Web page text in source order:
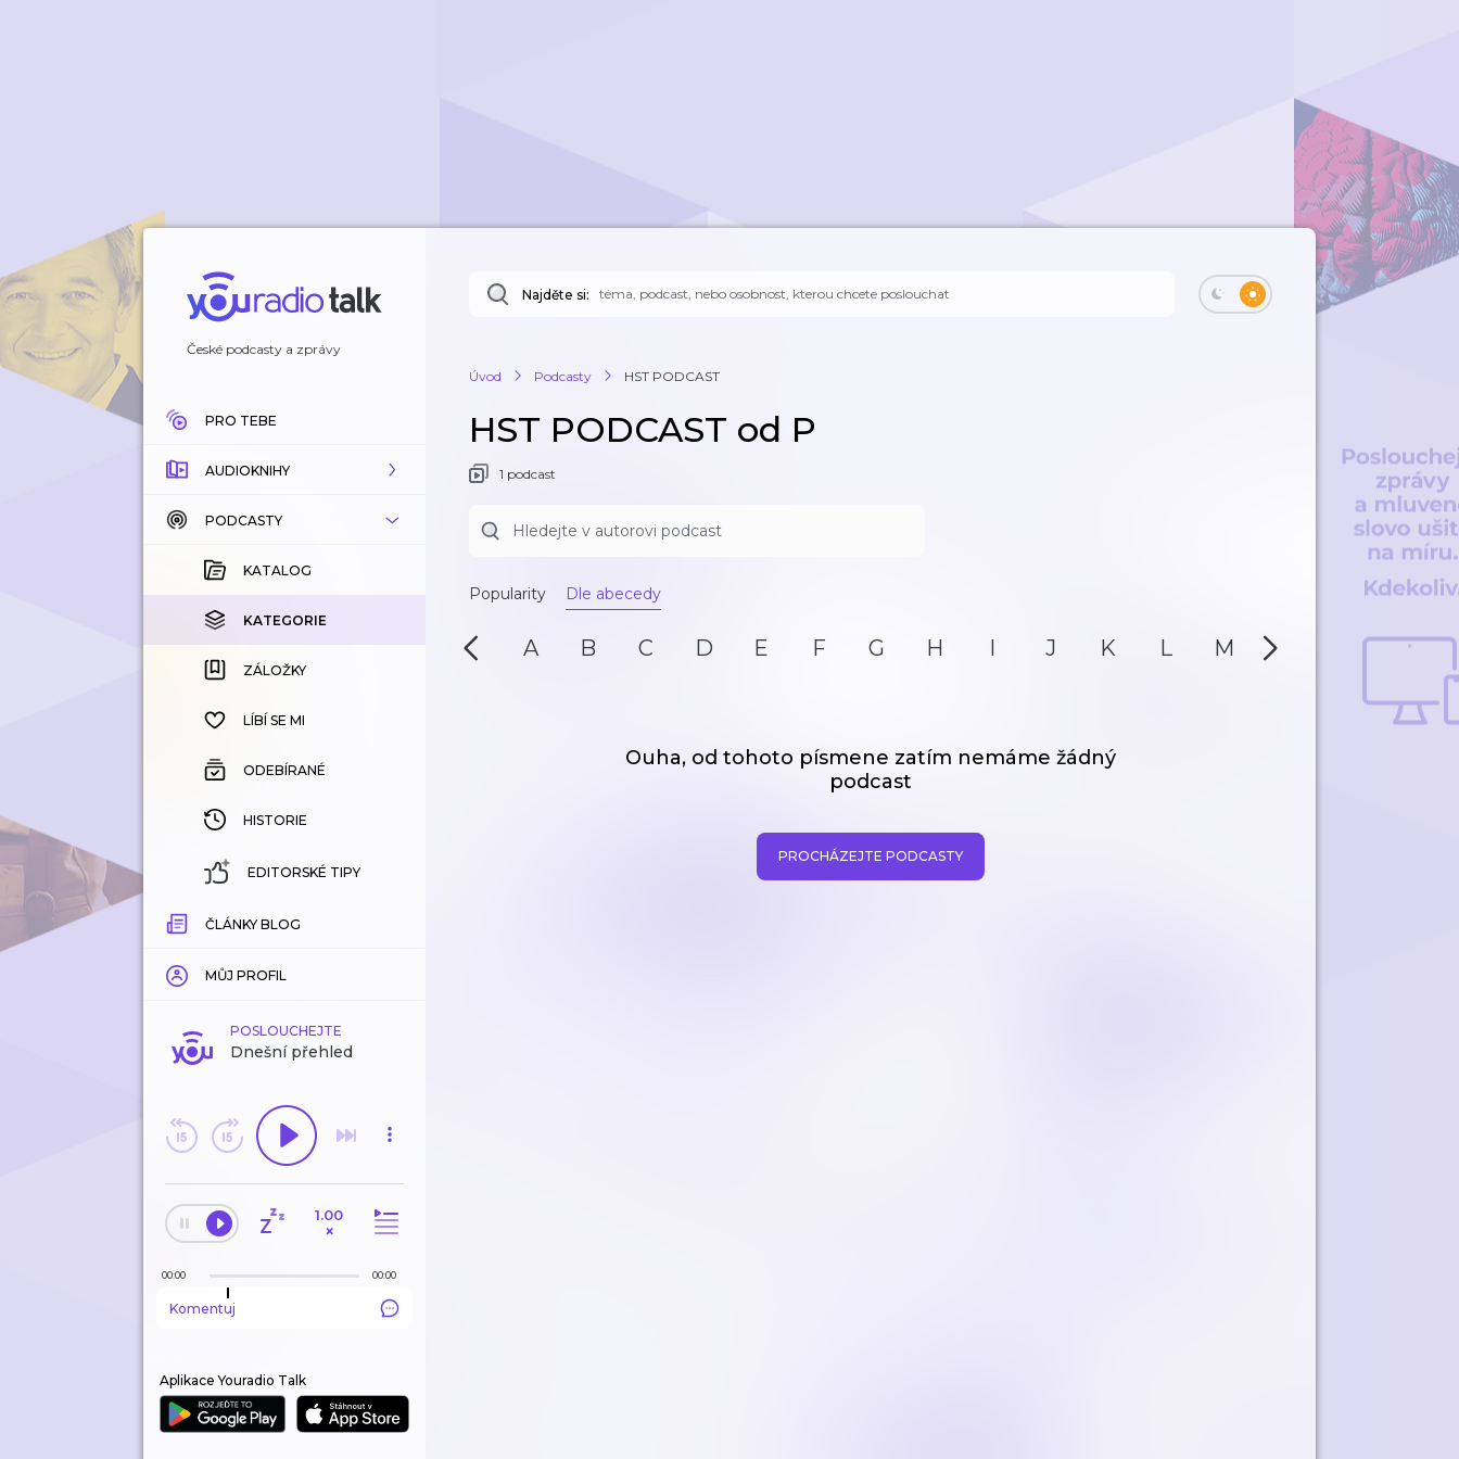
České podcasty a zprávy
PRO TEBE
AUDIOKNIHY
KATALOG
KOUPENÉ
KATEGORIE
ZÁLOŽKY
HISTORIE
PODCASTY
KATALOG
KATEGORIE
ZÁLOŽKY
LÍBÍ SE MI
ODEBÍRANÉ
HISTORIE
EDITORSKÉ TIPY
ČLÁNKY BLOG
MŮJ PROFIL
POSLOUCHEJTE
Dnešní přehled
1.00
×
00:00 00:00
Komentuj
Aplikace Youradio Talk
Najděte si:
Úvod Podcasty HST PODCAST
HST PODCAST od P
1 podcast
Popularity Dle abecedy
A B C D E F G H I J K L M N P
Ouha, od tohoto písmene zatím nemáme žádný
podcast
PROCHÁZEJTE PODCASTY